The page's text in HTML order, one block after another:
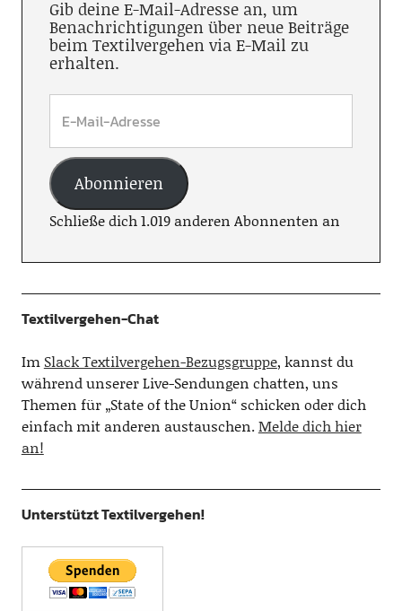
Gib deine E-Mail-Adresse an, um
Benachrichtigungen über neue Beiträge
beim Textilvergehen via E-Mail zu
erhalten.
Abonnieren
Schließe dich 1.019 anderen Abonnenten an
Textilvergehen-Chat
Im Slack Textilvergehen-Bezugsgruppe, kannst du
während unserer Live-Sendungen chatten, uns
Themen für „State of the Union“ schicken oder dich
einfach mit anderen austauschen.Melde dich hier
an!
Unterstützt Textilvergehen!